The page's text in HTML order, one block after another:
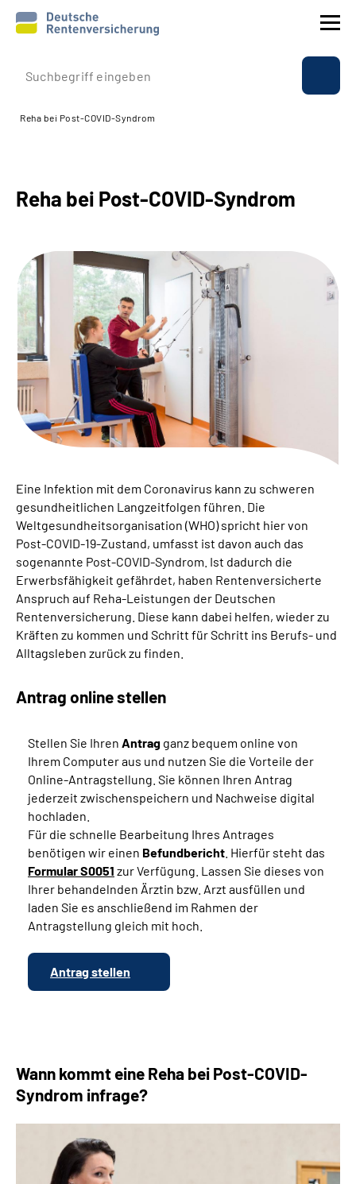
Prävention
Experten
Über uns & Presse
Online-Services
Language
Leichte Sprache
Mein Kundenportal
Reha bei Post-COVID-Syndrom
Reha bei Post-COVID-Syndrom
Eine Infektion mit dem Coronavirus kann zu schweren
gesundheitlichen Langzeitfolgen führen. Die
Weltgesundheitsorganisation (WHO) spricht hier von
Post-COVID-19-Zustand, umfasst ist davon auch das
sogenannte Post-COVID-Syndrom. Ist dadurch die
Erwerbsfähigkeit gefährdet, haben Rentenversicherte
Anspruch auf Reha-Leistungen der Deutschen
Rentenversicherung. Diese kann dabei helfen, wieder zu
Kräften zu kommen und Schritt für Schritt ins Berufs- und
Alltagsleben zurück zu finden.
Antrag online stellen
Stellen Sie Ihren Antrag ganz bequem online von
Ihrem Computer aus und nutzen Sie die Vorteile der
Online-Antragstellung. Sie können Ihren Antrag
jederzeit zwischenspeichern und Nachweise digital
hochladen.
Für die schnelle Bearbeitung Ihres Antrages
benötigen wir einen Befundbericht . Hierfür steht das
Formular S0051 zur Verfügung. Lassen Sie dieses von
Ihrer behandelnden Ärztin bzw. Arzt ausfüllen und
laden Sie es anschließend im Rahmen der
Antragstellung gleich mit hoch.
Antrag stellen
Wann kommt eine Reha bei Post-COVID-
Syndrom infrage?